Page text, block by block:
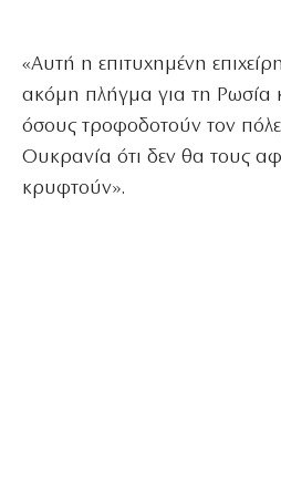
«Αυτή η επιτυχημένη
ακόμη πλήγμα για τη Ρωσία
όσους τροφοδοτούν τον
Ουκρανία ότι δεν θα τους
κρυφτούν».